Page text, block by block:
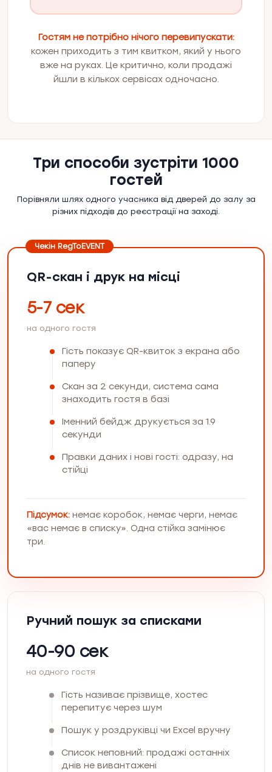
Гостям не потрібно нічого перевипускати:
кожен приходить з тим квитком, який у нього
вже на руках. Це критично, коли продажі
йшли в кількох сервісах одночасно.
Три способи зустріти 1000
гостей
Порівняли шлях одного учасника від дверей до залу за
різних підходів до реєстрації на заході.
Ручний пошук за списками
40-90 сек
на одного гостя
Гість називає прізвище, хостес
перепитує через шум
Пошук у роздруківці чи Excel вручну
Список неповний: продажі останніх
днів не вивантажені
Чекін RegToEVENT
QR-скан і друк на місці
5-7 сек
на одного гостя
Гість показує QR-квиток з екрана або
паперу
Скан за 2 секунди, система сама
знаходить гостя в базі
Іменний бейдж друкується за 1.9
секунди
Правки даних і нові гості: одразу, на
стійці
Підсумок: немає коробок, немає черги, немає
«вас немає в списку». Одна стійка замінює
три.